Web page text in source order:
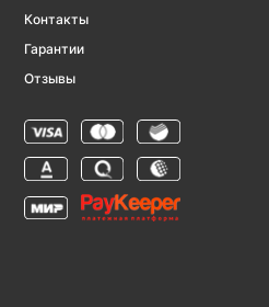
Контакты
Гарантии
Отзывы